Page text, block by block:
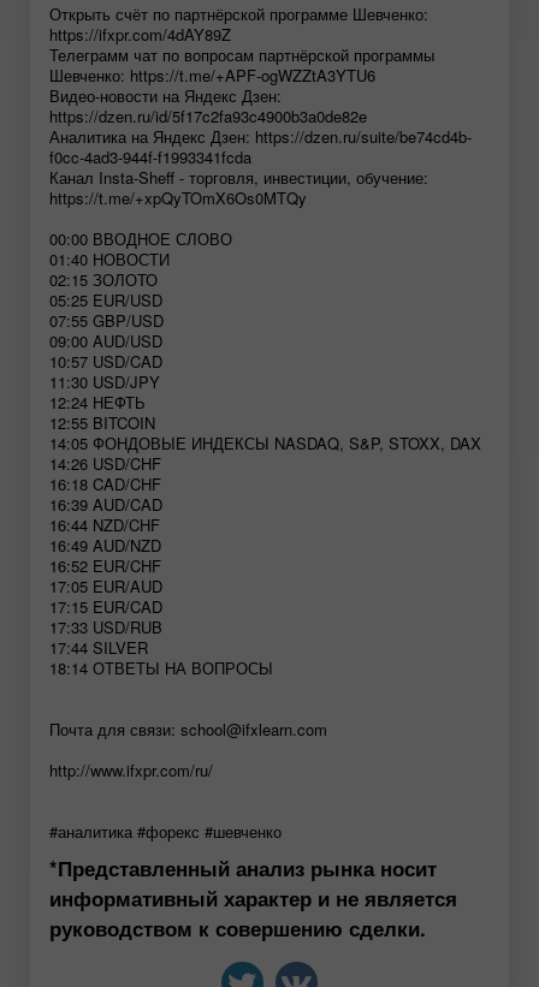
Открыть счёт по партнёрской программе Шевченко:
https://ifxpr.com/4dAY89Z
Телеграмм чат по вопросам партнёрской программы
Шевченко: https://t.me/+APF-ogWZZtA3YTU6
Видео-новости на Яндекс Дзен:
https://dzen.ru/id/5f17c2fa93c4900b3a0de82e
Аналитика на Яндекс Дзен: https://dzen.ru/suite/be74cd4b-
f0cc-4ad3-944f-f1993341fcda
Канал Insta-Sheff - торговля, инвестиции, обучение:
https://t.me/+xpQyTOmX6Os0MTQy
00:00 ВВОДНОЕ СЛОВО
01:40 НОВОСТИ
02:15 ЗОЛОТО
05:25 EUR/USD
07:55 GBP/USD
09:00 AUD/USD
10:57 USD/CAD
11:30 USD/JPY
12:24 НЕФТЬ
12:55 BITCOIN
14:05 ФОНДОВЫЕ ИНДЕКСЫ NASDAQ, S&P, STOXX, DAX
14:26 USD/CHF
16:18 CAD/CHF
16:39 AUD/CAD
16:44 NZD/CHF
16:49 AUD/NZD
16:52 EUR/CHF
17:05 EUR/AUD
17:15 EUR/CAD
17:33 USD/RUB
17:44 SILVER
18:14 ОТВЕТЫ НА ВОПРОСЫ
Почта для связи: school@ifxlearn.com
http://www.ifxpr.com/ru/
#аналитика #форекс #шевченко
*Представленный анализ рынка носит
информативный характер и не является
руководством к совершению сделки.